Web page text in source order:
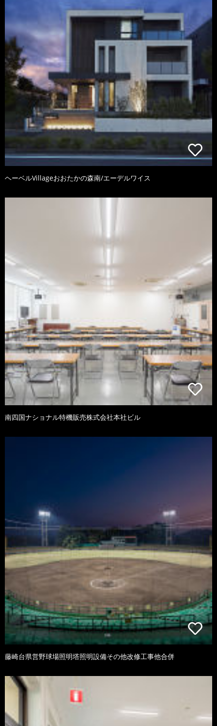
ヘーベルVillageおおたかの森南/エーデルワイス
南四国ナショナル特機販売株式会社本社ビル
藤崎台県営野球場照明塔照明設備その他改修工事他合併